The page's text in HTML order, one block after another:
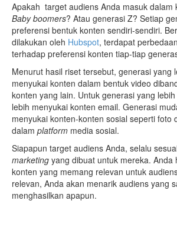
Apakah target audiens Anda masuk dalam
Baby boomers? Atau generasi Z? Setiap
preferensi bentuk konten sendiri-sendiri.
dilakukan oleh Hubspot, terdapat
terhadap preferensi konten tiap-tiap
Menurut hasil riset tersebut, generasi yang
menyukai konten dalam bentuk video
konten yang lain. Untuk generasi yang
lebih menyukai konten email. Generasi
menyukai konten-konten sosial seperti foto
dalam platform media sosial.
Siapapun target audiens Anda, selalu
marketing yang dibuat untuk mereka. Anda
konten yang memang relevan untuk
relevan, Anda akan menarik audiens yang
menghasilkan apapun.